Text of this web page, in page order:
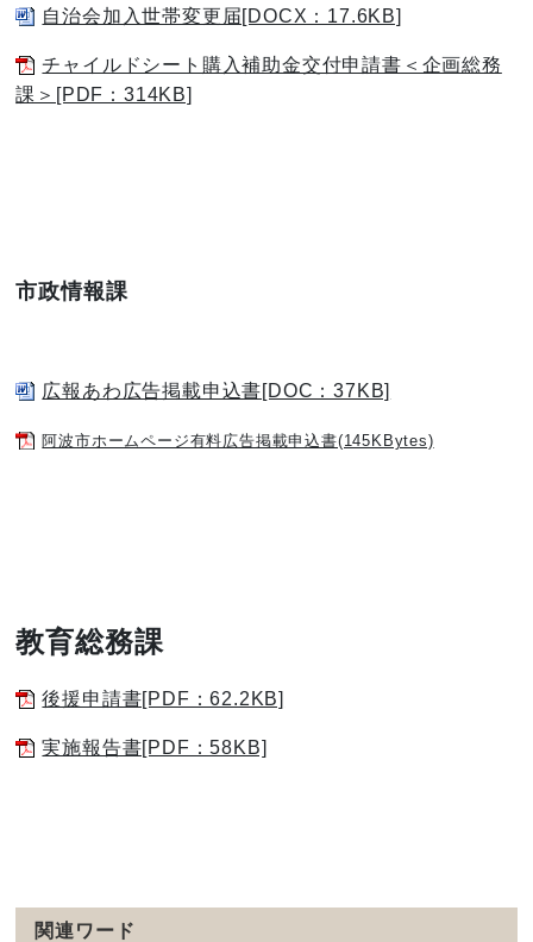
自治会加入世帯変更届[DOCX：17.6KB]
チャイルドシート購入補助金交付申請書＜企画総務
課＞[PDF：314KB]
市政情報課
広報あわ広告掲載申込書[DOC：37KB]
阿波市ホームページ有料広告掲載申込書(145KBytes)
教育総務課
後援申請書[PDF：62.2KB]
実施報告書[PDF：58KB]
関連ワード